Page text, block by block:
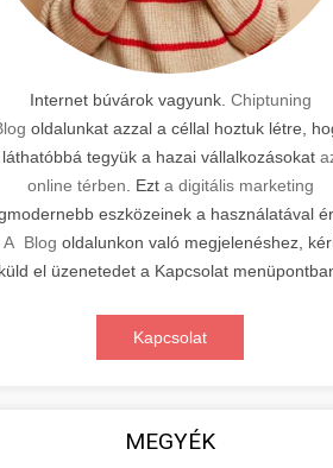
Internet búvárok vagyunk. Chiptuning
oldalunkat azzal a céllal hoztuk létre,
láthatóbbá tegyük a hazai vállalkozásokat
online térben . Ezt a digitális marketing
eszközeinek a használatával
A Blog oldalunkon való megjelenéshez,
küld el üzenetedet a Kapcsolat
Kapcsolat
MEGYÉK